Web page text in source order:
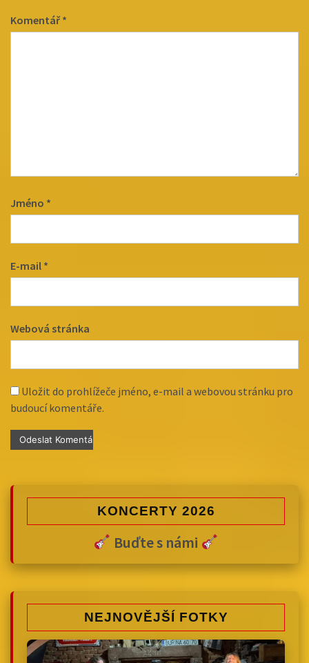
Komentář*
Jméno *
E-mail *
Webová stránka
Uložit do prohlížeče jméno, e-mail a webovou stránku pro
budoucí komentáře.
KONCERTY 2026
Buďte s námi
NEJNOVĚJŠÍ FOTKY